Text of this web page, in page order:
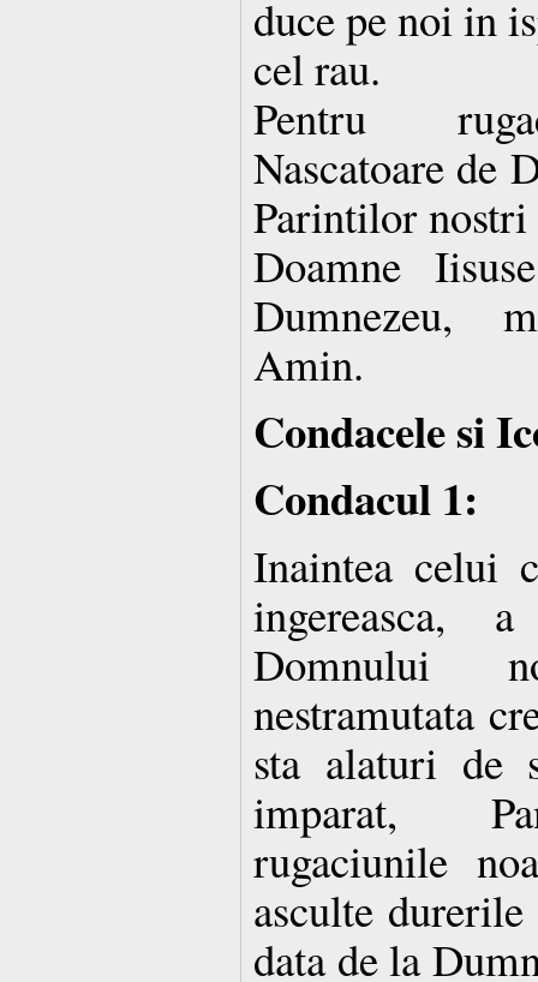
duce pe noi in
cel rau.
Pentru
Nascatoare de
Parintilor
Doamne
Dumnezeu,
Amin.
Condacele si
Condacul 1:
Inaintea celui
ingereasca,
Domnului
nestramutata
sta alaturi de
imparat,
rugaciunile
asculte
data de la